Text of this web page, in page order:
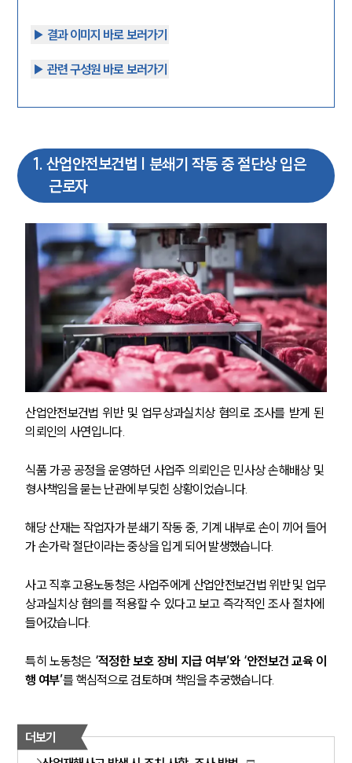
▶︎ 결과 이미지 바로 보러가기
▶︎ 관련 구성원 바로 보러가기
1 . 산업안전보건법 | 분쇄기 작동 중 절단상 입은
근로자
산업안전보건법 위반 및 업무상과실치상 혐의로 조사를 받게 된
의뢰인의 사연입니다.
식품 가공 공정을 운영하던 사업주 의뢰인은 민사상 손해배상 및
형사책임을 묻는 난관에 부딪힌 상황이었습니다.
해당 산재는 작업자가 분쇄기 작동 중, 기계 내부로 손이 끼어 들어
가 손가락 절단이라는 중상을 입게 되어 발생했습니다.
사고 직후 고용노동청은 사업주에게 산업안전보건법 위반 및 업무
상과실치상 혐의를 적용할 수 있다고 보고 즉각적인 조사 절차에
들어갔습니다.
특히 노동청은 ‘적정한 보호 장비 지급 여부’와 ‘안전보건 교육 이
행 여부’를 핵심적으로 검토하며 책임을 추궁했습니다.
더보기